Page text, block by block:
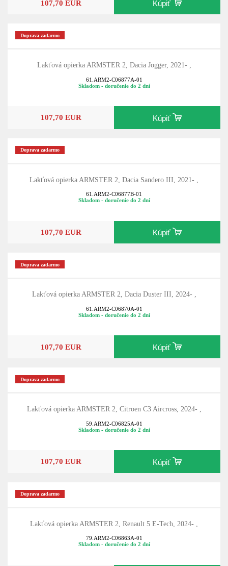
107,70 EUR Kúpiť
Doprava zadarmo
Lakťová opierka ARMSTER 2, Dacia Jogger, 2021- ,
61.ARM2-C06877A-01
Skladom - doručenie do 2 dní
107,70 EUR Kúpiť
Doprava zadarmo
Lakťová opierka ARMSTER 2, Dacia Sandero III, 2021- ,
61.ARM2-C06877B-01
Skladom - doručenie do 2 dní
107,70 EUR Kúpiť
Doprava zadarmo
Lakťová opierka ARMSTER 2, Dacia Duster III, 2024- ,
61.ARM2-C06870A-01
Skladom - doručenie do 2 dní
107,70 EUR Kúpiť
Doprava zadarmo
Lakťová opierka ARMSTER 2, Citroen C3 Aircross, 2024- ,
59.ARM2-C06825A-01
Skladom - doručenie do 2 dní
107,70 EUR Kúpiť
Doprava zadarmo
Lakťová opierka ARMSTER 2, Renault 5 E-Tech, 2024- ,
79.ARM2-C06863A-01
Skladom - doručenie do 2 dní